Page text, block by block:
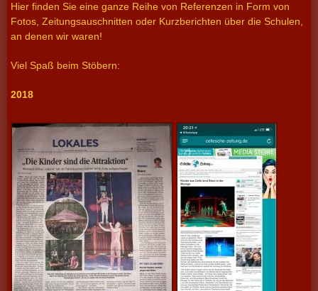
Team des Projektzirkus Laluna
Finanzierung des Zirkusprojektes
Blog
Gästebuch
Ferienprojekt
Hier finden Sie eine ganze Reihe von Referenzen in Form von
Fotos, Zeitungsauschnitten oder Kurzberichten über die Schulen,
an denen wir waren!
Viel Spaß beim Stöbern:
2018